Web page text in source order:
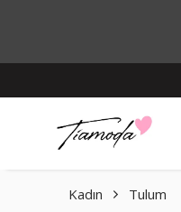
Kadın Tulum